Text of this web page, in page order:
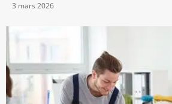
3 mars 2026